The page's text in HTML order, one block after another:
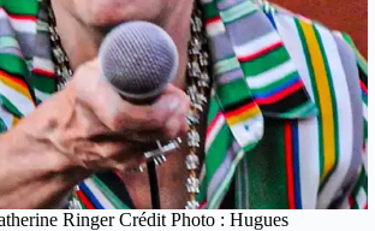
Ringer Crédit Photo : Hugues